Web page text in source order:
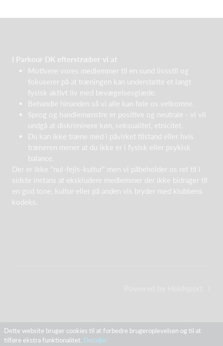
I Parkour DK efterstræber vi at
Motivere vores medlemmer til en sund livsstil og
fokuserer på at træningen kan understøtte et langt
fysisk aktivt liv med bevægelsesglæde.
Behandle hinanden så vi alle kan føle os velkomne.
Sprog og handlemønstre er positive og neutrale - vi vil
undgå at diskriminere køn, seksualitet, etnicitet.
Du kan ikke træne med i påvirket tilstand eller hvis
træneren mener at du ikke er i fysisk eller psykisk
balance.
Der er ikke "nul-fejls-kultur" men vi påbeholder os ret til i
sidste instans at ekskludere medlemmer der ikke bidrager til
en god tone, kultur eller på anden vis bryder med klubbens
kodeks.
Dette website bruger cookies til at forbedre brugeroplevelsen og til at
tilføre ekstra funktionalitet. Detaljer